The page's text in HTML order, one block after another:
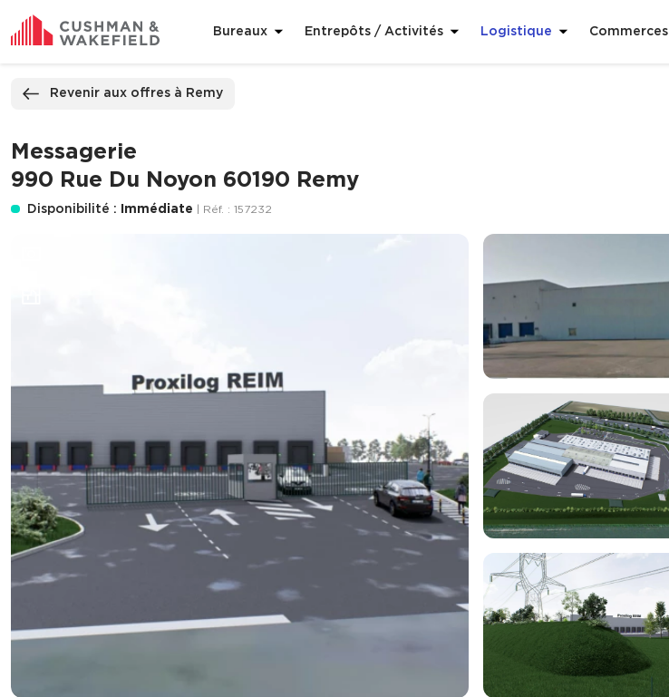
Bureaux Entrepôts / Activités Logistique Commerces
Revenir aux offres à Remy
Messagerie
990 Rue Du Noyon 60190 Remy
Disponibilité : Immédiate | Réf. : 157232